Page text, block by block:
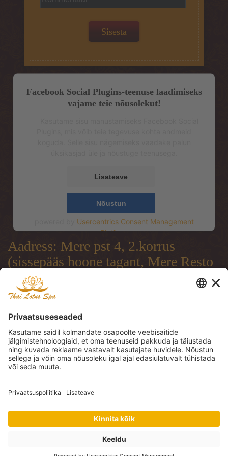
Facebook Social Plugins-teenuse laadimiseks
vajame teie nõusolekut!
Lisateave
Nõustun
Usercentrics Consent Management
Platform
Aadress: Mere pst 4, 2.korrus
(sissepääs hoone tagant, Mere Resto
terrassi läbi)
Address: Mere pst 4, 2.floor
(entrance from the backside of the
building, through Mere Resto
Lounge terrace)
Адрес: Mere pst 4, 2. этаж (вход со
двора, через террасу ресторана
Tel: (+372) 51 997 707, (+372) 600